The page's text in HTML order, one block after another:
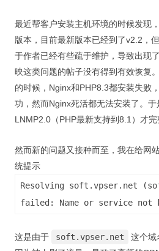
作品集
关于本站
最近帮客户安装主机环境的时候发现
版本，目前最新版本已经到了v2.2，
于作者已经有些疏于维护，导致出现
映这类问题的帖子没有得到有效恢复
的时候，Nginx和PHP8.3都安装失败
功，然而Nginx死活都无法安装了。
LNMP2.0（PHP最新支持到8.1）才完
然而新的问题又接种而至，我在给网
统提示
Resolving soft.vpser.net
failed: Name or service not
这是由于 soft.vpser.net
这个域